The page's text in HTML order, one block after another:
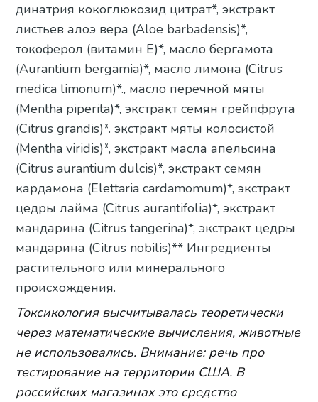
динатрия кокоглюкозид цитрат*, экстракт
листьев алоэ вера (Aloe barbadensis)*,
токоферол (витамин Е)*, масло бергамота
(Aurantium bergamia)*, масло лимона (Citrus
medica limonum)*., масло перечной мяты
(Mentha piperita)*, экстракт семян грейпфрута
(Citrus grandis)*. экстракт мяты колосистой
(Mentha viridis)*, экстракт масла апельсина
(Citrus aurantium dulcis)*, экстракт семян
кардамона (Elettaria cardamomum)*, экстракт
цедры лайма (Сitrus aurantifolia)*, экстракт
мандарина (Сitrus tangerina)*, экстракт цедры
мандарина (Citrus nobilis)** Ингредиенты
растительного или минерального
происхождения.
Токсикология высчитывалась теоретически
через математические вычисления, животные
не использовались. Внимание: речь про
тестирование на территории США. В
российских магазинах это средство